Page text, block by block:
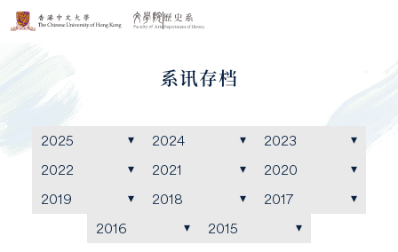
系讯存档
2025 2024
2023
2022
2021
2020
2019
2018
2017
2016
2015